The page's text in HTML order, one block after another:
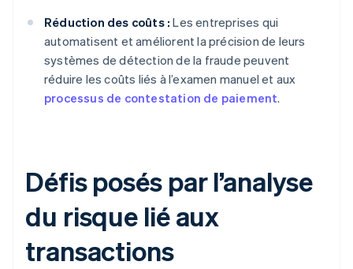
Réduction des coûts : Les entreprises qui
automatisent et améliorent la précision de leurs
systèmes de détection de la fraude peuvent
réduire les coûts liés à l’examen manuel et aux
processus de contestation de paiement.
Défis posés par l’analyse
du risque lié aux
transactions